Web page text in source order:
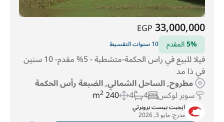
33,000,000
EGP
5%المقدم 10 سنوات التقسيط
فيلا للبيع في راس الحكمة-متشطبة - 5% مقدم- 10 سنين
في ذا مد
مطروح, الساحل الشمالي, الضبعة رأس الحكمة
سوبر لوكس 4
4
240 m
2
ايجبت بيست بروبرتي
مدرج:مايو 3, 2026